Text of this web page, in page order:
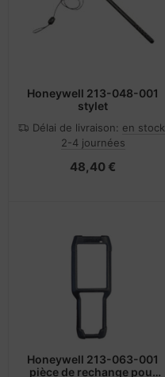
Honeywell 213-048-001
stylet
Délai de livraison: en stock,
2-4 journées
48,40 €
Honeywell 213-063-001
pièce de rechange pour